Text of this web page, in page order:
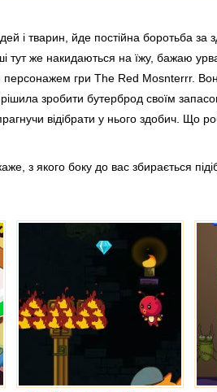
і тварин, йде постійна боротьба
тут же накидаються на їжу, бажаю
персонажем гри The Red Mosnterrr.
зробити бутерброд своїм
відібрати у нього здобич. Що
з якого боку до вас збирається